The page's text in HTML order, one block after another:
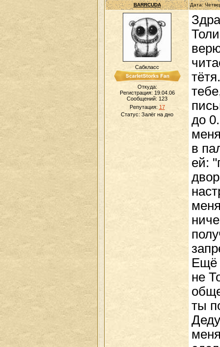
BARRCUDA Дата:
Сабкласс
Откуда:
Регистрация: 19.04.06
Сообщений: 123
Репутация: 17
Статус: Залёг на дно
до
в
ей:
Ещё
не
ты